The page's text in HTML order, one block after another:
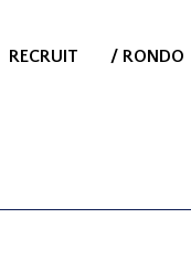
RECRUIT / RONDO